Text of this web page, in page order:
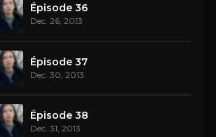
Épisode 36
Dec. 26, 2013
Épisode 37
Dec. 30, 2013
Épisode 38
Dec. 31, 2013